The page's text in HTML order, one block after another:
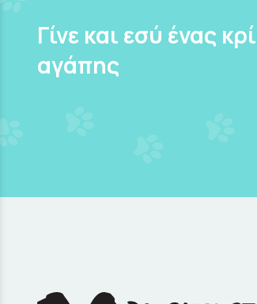
Γίνε και εσύ ένας
αγάπης